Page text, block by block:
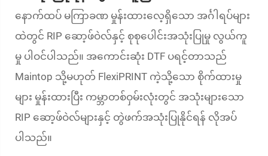
နောက်ထပ် မကြာခဏ မှုန်းထားလေ့ရှိသော အင်္ဂါရပ်များ
ထဲတွင် RIP ဆော့ဖ်ဝဲလ်နှင့် စုစုပေါင်းအသုံးပြုမှု လွယ်ကူ
မှု ပါဝင်ပါသည်။ အကောင်းဆုံး DTF ပရင့်တာသည်
Maintop သို့မဟုတ် FlexiPRINT ကဲ့သို့သော စိုက်ထားမှု
များ မှုန်းထားပြီး ကမ္ဘာတစ်ဝှမ်းလုံးတွင် အသုံးများသော
RIP ဆော့ဖ်ဝဲလ်များနှင့် တွဲဖက်အသုံးပြုနိုင်ရန် လိုအပ်
ပါသည်။